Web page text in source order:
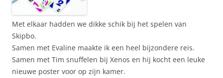
Met elkaar hadden we dikke schik bij het spelen van
Skipbo.
Samen met Evaline maakte ik een heel bijzondere reis.
Samen met Tim snuffelen bij Xenos en hij kocht een leuke
nieuwe poster voor op zijn kamer.